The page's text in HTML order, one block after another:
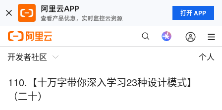
打开 APP
开发者社区 个人
110.【十万字带你深入学习23种设计模式】
（二十）